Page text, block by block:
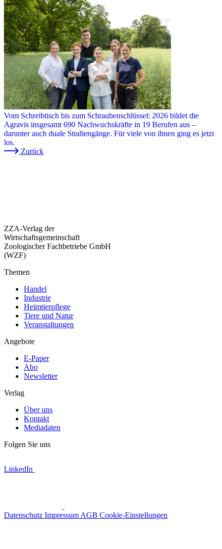
Vom Schreibtisch bis zum Schraubenschlüssel: 2026 bildet die
Agravis insgesamt 690 Nachwuchskräfte in 19 Berufen aus –
darunter auch duale Studiengänge. Für viele von ihnen ging es jetzt
los.
Zurück
ZZA-Verlag der
Wirtschaftsgemeinschaft
Zoologischer Fachbetriebe GmbH
(WZF)
Themen
Handel
Industrie
Heimtierpflege
Tiere und Natur
Veranstaltungen
Angebote
E-Paper
Abo
Newsletter
Verlag
Über uns
Kontakt
Mediadaten
Folgen Sie uns
LinkedIn
Datenschutz Impressum AGB Cookie-Einstellungen